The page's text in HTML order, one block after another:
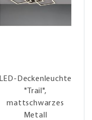
LED-Deckenleuchte
"Trail",
mattschwarzes
Metall